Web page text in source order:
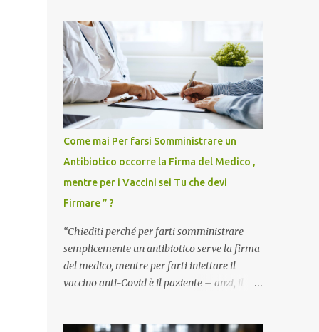
Come mai Per farsi Somministrare un
Antibiotico occorre la Firma del Medico ,
mentre per i Vaccini sei Tu che devi
Firmare ” ?
“Chiediti perché per farti somministrare
semplicemente un antibiotico serve la firma
del medico, mentre per farti iniettare il
vaccino anti-Covid è il paziente – anzi, il